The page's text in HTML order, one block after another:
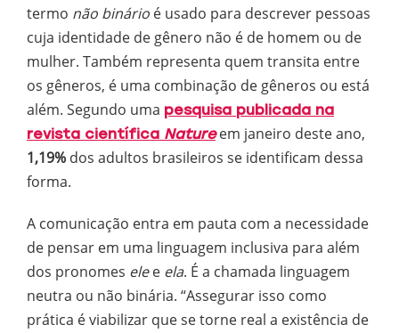
termo não binário é usado para descrever pessoas
cuja identidade de gênero não é de homem ou de
mulher. Também representa quem transita entre
os gêneros, é uma combinação de gêneros ou está
além. Segundo uma pesquisa publicada na
revista científica Natureem janeiro deste ano,
1,19% dos adultos brasileiros se identificam dessa
forma.
A comunicação entra em pauta com a necessidade
de pensar em uma linguagem inclusiva para além
dos pronomes elee ela. É a chamada linguagem
neutra ou não binária. “Assegurar isso como
prática é viabilizar que se torne real a existência de